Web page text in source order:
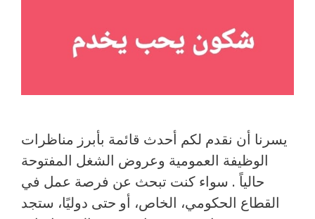
يسرنا أن نقدم لكم أحدث قائمة بأبرز مناظرات
الوظيفة العمومية وعروض الشغل المفتوحة
حالياً . سواء كنت تبحث عن فرصة عمل في
القطاع الحكومي، الخاص، أو حتى دوليًا، ستجد